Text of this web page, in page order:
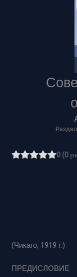
0 (0
(Чикаго, 1919 г.)
ПРЕДИСЛОВИЕ